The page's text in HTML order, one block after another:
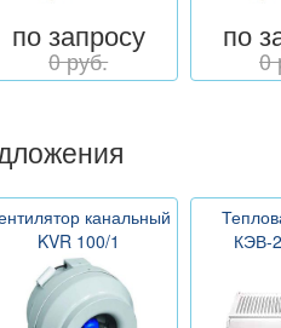
по запросу
0 руб.
по
0
канальный
KVR 100/1
КЭВ-